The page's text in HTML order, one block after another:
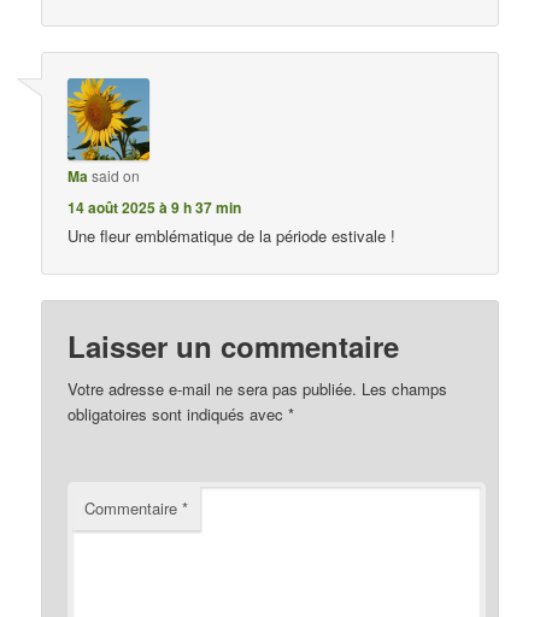
Masaid on
14 août 2025 à 9 h 37 min
Une fleur emblématique de la période estivale !
Laisser un commentaire
Votre adresse e-mail ne sera pas publiée. Les champs
obligatoires sont indiqués avec*
Commentaire*